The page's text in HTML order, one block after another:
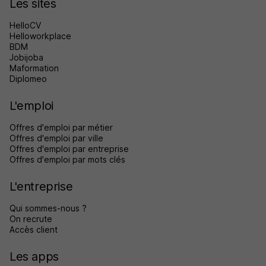
Les sites
HelloCV
Helloworkplace
BDM
Jobijoba
Maformation
Diplomeo
L'emploi
Offres d'emploi par métier
Offres d'emploi par ville
Offres d'emploi par entreprise
Offres d'emploi par mots clés
L'entreprise
Qui sommes-nous ?
On recrute
Accès client
Les apps